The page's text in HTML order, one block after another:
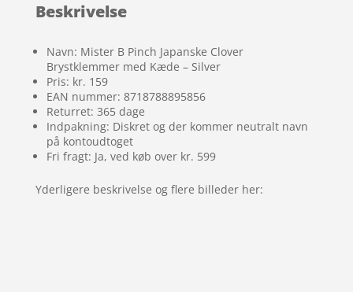
Beskrivelse
Navn: Mister B Pinch Japanske Clover
Brystklemmer med Kæde – Silver
Pris: kr. 159
EAN nummer: 8718788895856
Returret: 365 dage
Indpakning: Diskret og der kommer neutralt navn
på kontoudtoget
Fri fragt: Ja, ved køb over kr. 599
Yderligere beskrivelse og flere billeder her: